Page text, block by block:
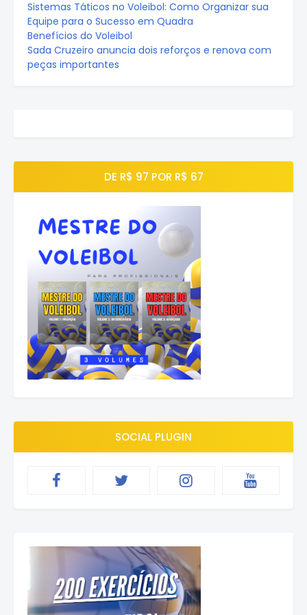
Sistemas Táticos no Voleibol: Como Organizar sua
Equipe para o Sucesso em Quadra
Benefícios do Voleibol
Sada Cruzeiro anuncia dois reforços e renova com
peças importantes
DE R$ 97 POR R$ 67
SOCIAL PLUGIN